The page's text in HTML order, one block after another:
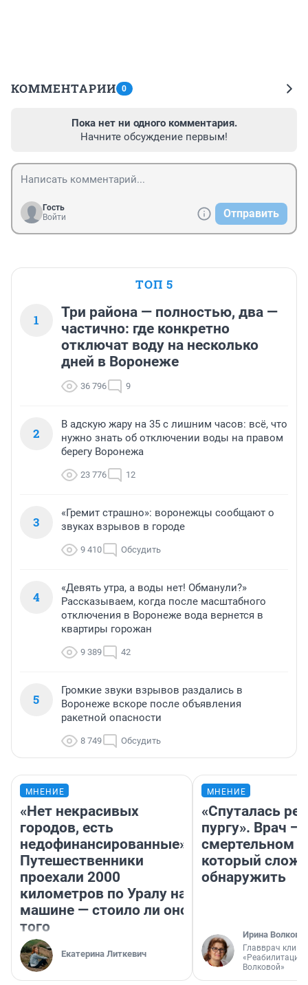
КОММЕНТАРИИ 0
Пока нет ни одного комментария.
Начните обсуждение первым!
Гость
Войти
Отправить
ТОП 5
1
Три района — полностью, два —
частично: где конкретно
отключат воду на несколько
дней в Воронеже
36 796 9
2
В адскую жару на 35 с лишним часов: всё, что
нужно знать об отключении воды на правом
берегу Воронежа
23 776 12
3
«Гремит страшно»: воронежцы сообщают о
звуках взрывов в городе
9 410 Обсудить
4
«Девять утра, а воды нет! Обманули?»
Рассказываем, когда после масштабного
отключения в Воронеже вода вернется в
квартиры горожан
9 389 42
5
Громкие звуки взрывов раздались в
Воронеже вскоре после объявления
ракетной опасности
8 749 Обсудить
МНЕНИЕ
«Нет некрасивых
городов, есть
недофинансированные».
Путешественники
проехали 2000
километров по Уралу на
машине — стоило ли оно
того
Екатерина Литкевич
МНЕНИЕ
«Спуталась
пургу». Врач —
смертельном
который
обнаружить
Ирина Волкова
Главврач
«Реабилитация
Волковой»